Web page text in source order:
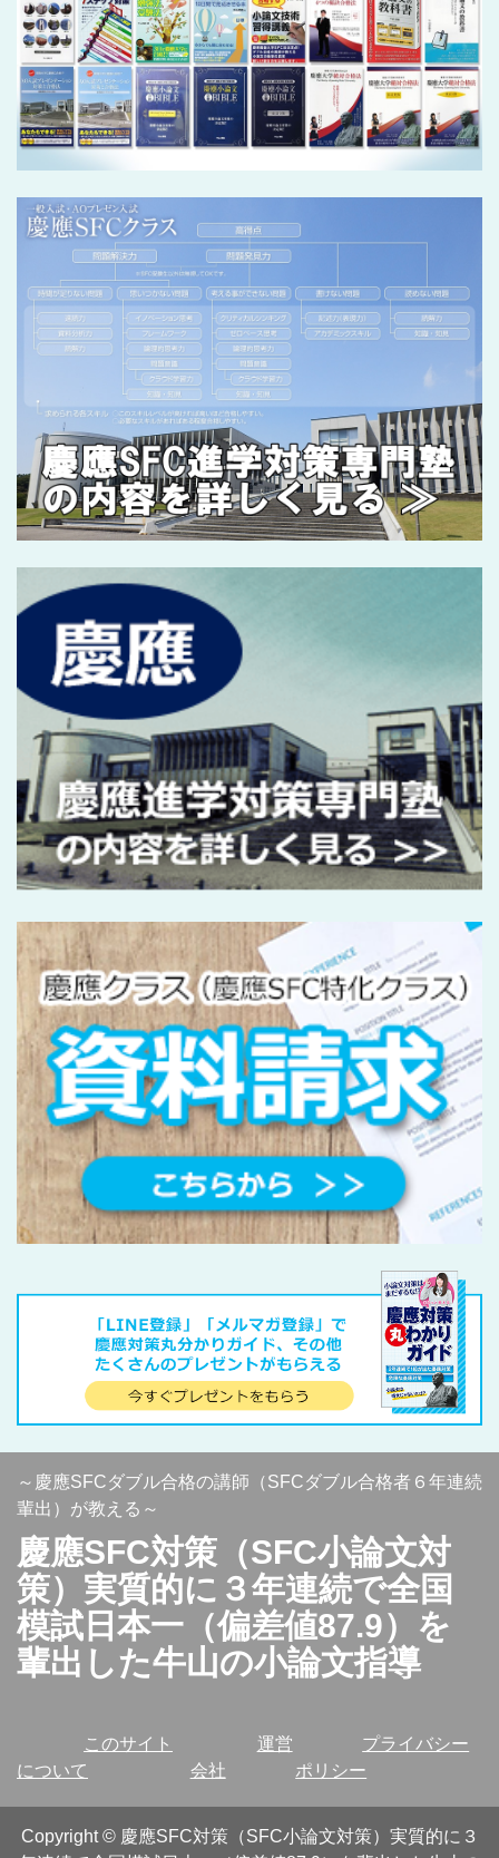
～慶應SFCダブル合格の講師（SFCダブル合格者６年連続
輩出）が教える～
慶應SFC対策（SFC小論文対
策）実質的に３年連続で全国
模試日本一（偏差値87.9）を
輩出した牛山の小論文指導
このサイト
について
運営
会社
プライバシー
ポリシー
Copyright© 慶應SFC対策（SFC小論文対策）実質的に３